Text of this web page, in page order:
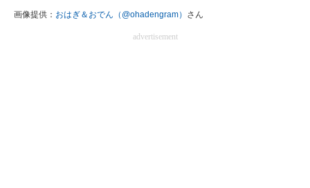
画像提供： おはぎ＆おでん（@ohadengram） さん
advertisement